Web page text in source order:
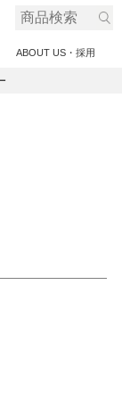
ABOUT US・採用